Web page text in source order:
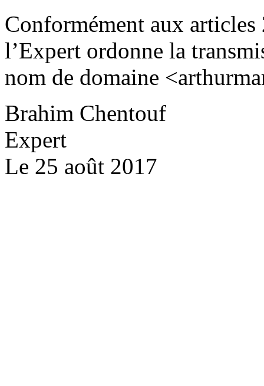
Conformément aux
l’Expert ordonne la
nom de domaine
Brahim Chentouf
Expert
Le 25 août 2017